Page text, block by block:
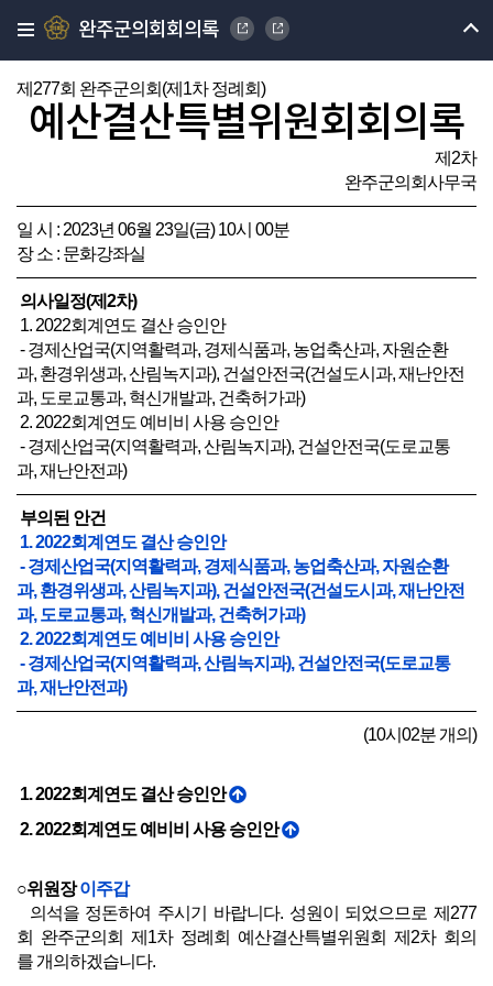
완주군의회회의록
제277회 완주군의회(제1차 정례회)
예산결산특별위원회회의록
제2차
완주군의회사무국
일 시 : 2023년 06월 23일(금) 10시 00분
장 소 : 문화강좌실
의사일정(제2차)
1. 2022회계연도 결산 승인안
- 경제산업국(지역활력과, 경제식품과, 농업축산과, 자원순환
과, 환경위생과, 산림녹지과), 건설안전국(건설도시과, 재난안전
과, 도로교통과, 혁신개발과, 건축허가과)
2. 2022회계연도 예비비 사용 승인안
- 경제산업국(지역활력과, 산림녹지과), 건설안전국(도로교통
과, 재난안전과)
부의된 안건
1. 2022회계연도 결산 승인안
- 경제산업국(지역활력과, 경제식품과, 농업축산과, 자원순환
과, 환경위생과, 산림녹지과), 건설안전국(건설도시과, 재난안전
과, 도로교통과, 혁신개발과, 건축허가과)
2. 2022회계연도 예비비 사용 승인안
- 경제산업국(지역활력과, 산림녹지과), 건설안전국(도로교통
과, 재난안전과)
(10시02분 개의)
1. 2022회계연도 결산 승인안
2. 2022회계연도 예비비 사용 승인안
○위원장이주갑
의석을 정돈하여 주시기 바랍니다. 성원이 되었으므로 제277
회 완주군의회 제1차 정례회 예산결산특별위원회 제2차 회의
를 개의하겠습니다.